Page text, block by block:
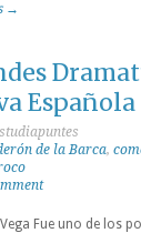
→
Española
de la Barca,
Vega Fue uno de los